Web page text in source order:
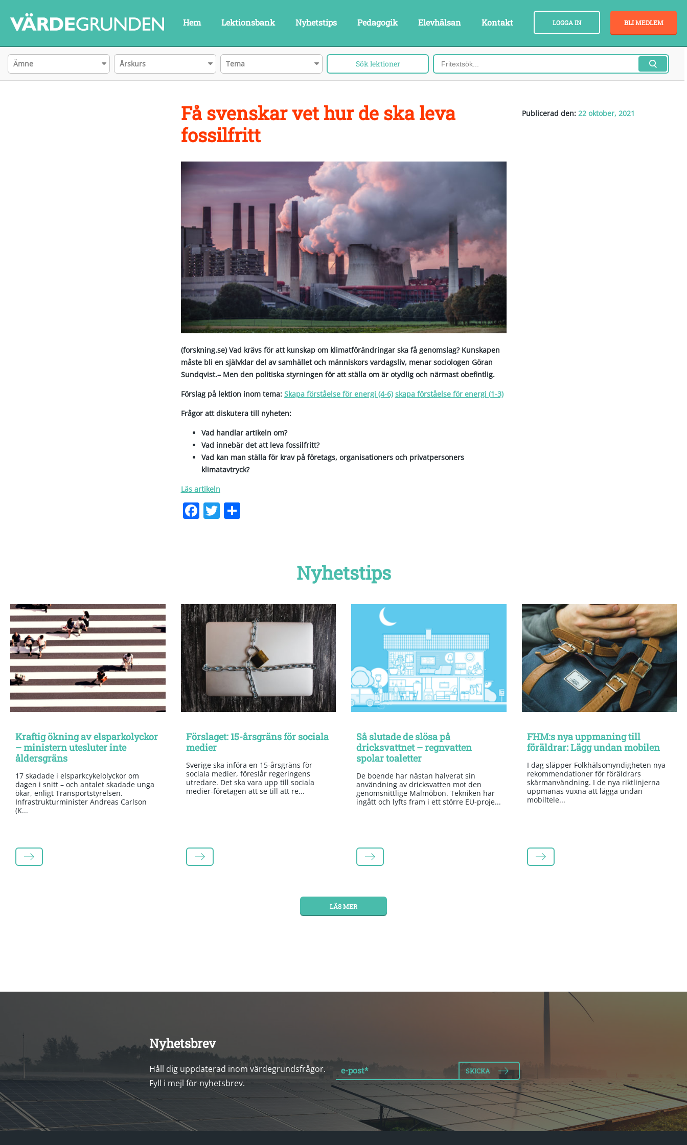
BLI MEDLEM
LOGGA IN
Hem Lektionsbank Nyhetstips Pedagogik Elevhälsan Kontakt
Ämne Årskurs Tema
Publicerad den: 22 oktober, 2021
Få svenskar vet hur de ska leva
fossilfritt
(forskning.se) Vad krävs för att kunskap om klimatförändringar ska få genomslag? Kunskapen
måste bli en självklar del av samhället och människors vardagsliv, menar sociologen Göran
Sundqvist.– Men den politiska styrningen för att ställa om är otydlig och närmast obefintlig.
Förslag på lektion inom tema: Skapa förståelse för energi (4-6) skapa förståelse för energi (1-3)
Frågor att diskutera till nyheten:
Vad handlar artikeln om?
Vad innebär det att leva fossilfritt?
Vad kan man ställa för krav på företags, organisationers och privatpersoners
klimatavtryck?
Läs artikeln
Facebook
Twitter
Dela
Nyhetstips
Kraftig ökning av elsparkolyckor
– ministern utesluter inte
åldersgräns
17 skadade i elsparkcykelolyckor om
dagen i snitt – och antalet skadade unga
ökar, enligt Transportstyrelsen.
Infrastrukturminister Andreas Carlson
(K...
LÄS MER
Förslaget: 15-årsgräns för sociala
medier
Sverige ska införa en 15-årsgräns för
sociala medier, föreslår regeringens
utredare. Det ska vara upp till sociala
medier-företagen att se till att re...
LÄS MER
Så slutade de slösa på
dricksvattnet – regnvatten
spolar toaletter
De boende har nästan halverat sin
användning av dricksvatten mot den
genomsnittlige Malmöbon. Tekniken har
ingått och lyfts fram i ett större EU-proje...
LÄS MER
FHM:s nya uppmaning till
föräldrar: Lägg undan mobilen
I dag släpper Folkhälsomyndigheten nya
rekommendationer för föräldrars
skärmanvändning. I de nya riktlinjerna
uppmanas vuxna att lägga undan
mobiltele...
LÄS MER
LÄS MER
Nyhetsbrev
Håll dig uppdaterad inom värdegrundsfrågor.
Fyll i mejl för nyhetsbrev.
e-post*